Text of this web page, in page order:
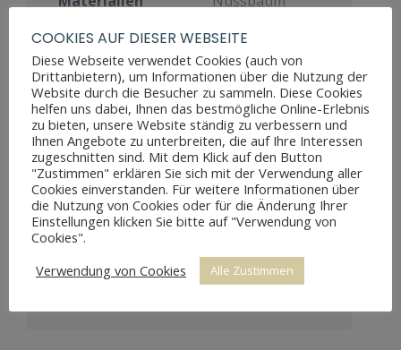
Möbelart
Sitzmöbel
Zustand
Gut, voll
funktionsfähig,
zeigt aber
Altersspuren
durch
Abnutzungen
Stil
Louis Philippe
Restaurierung
Restaurierungsjahr
ca. 1999/2000
COOKIES AUF DIESER WEBSEITE
Diese Webseite verwendet Cookies (auch von
Drittanbietern), um Informationen über die Nutzung der
Website durch die Besucher zu sammeln. Diese Cookies
helfen uns dabei, Ihnen das bestmögliche Online-Erlebnis
zu bieten, unsere Website ständig zu verbessern und
Ihnen Angebote zu unterbreiten, die auf Ihre Interessen
zugeschnitten sind. Mit dem Klick auf den Button
"Zustimmen" erklären Sie sich mit der Verwendung aller
Cookies einverstanden. Für weitere Informationen über
die Nutzung von Cookies oder für die Änderung Ihrer
Einstellungen klicken Sie bitte auf "Verwendung von
Cookies".
Verwendung von Cookies
Alle Zustimmen